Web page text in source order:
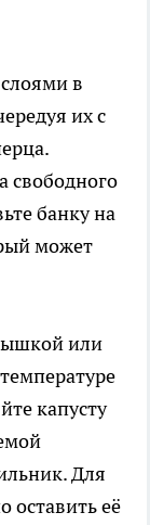
в
их с
свободного
банку на
может
или
капусту
Для
оставить её